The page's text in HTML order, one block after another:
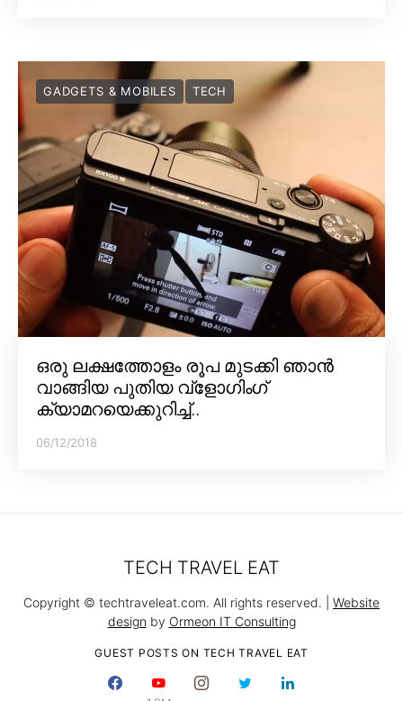
GADGETS & MOBILES TECH
ഒരു ലക്ഷത്തോളം രൂപ മുടക്കി ഞാൻ
വാങ്ങിയ പുതിയ വ്‌ളോഗിംഗ്
ക്യാമറയെക്കുറിച്ച്..
06/12/2018
GUEST POSTS ON TECH TRAVEL EAT
TECH TRAVEL EAT
Copyright © techtraveleat.com. All rights reserved. | Website
design by Ormeon IT Consulting